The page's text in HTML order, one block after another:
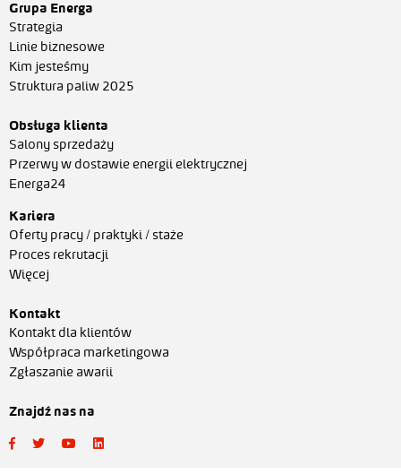
Grupa Energa
Strategia
Linie biznesowe
Kim jesteśmy
Struktura paliw 2025
Obsługa klienta
Salony sprzedaży
Przerwy w dostawie energii elektrycznej
Energa24
Kariera
Oferty pracy / praktyki / staże
Proces rekrutacji
Więcej
Kontakt
Kontakt dla klientów
Współpraca marketingowa
Zgłaszanie awarii
Znajdź nas na